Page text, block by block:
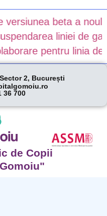
beta a noului
liniei de
pentru linia de
2, București
36 700
de Copii